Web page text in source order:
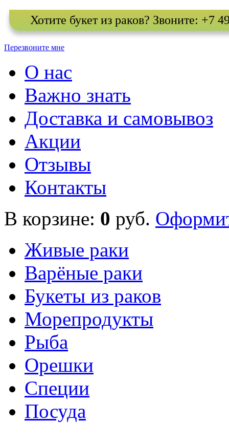
Хотите букет из раков? Звоните: +7
Перезвоните мне
О нас
Важно знать
Доставка и самовывоз
Акции
Отзывы
Контакты
В корзине: 0 руб.
Живые раки
Варёные раки
Букеты из раков
Морепродукты
Рыба
Орешки
Специи
Посуда